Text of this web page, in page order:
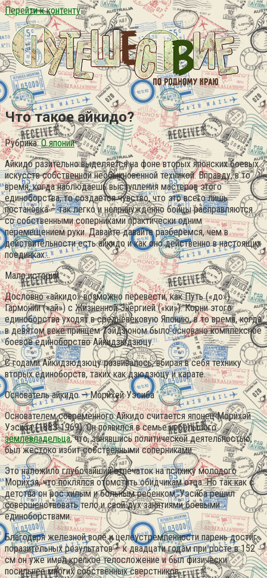
Перейти к контенту
Что такое айкидо?
Рубрика: О японии
Айкидо разительно выделяется на фоне вторых японских боевых
искусств собственной необыкновенной техникой. Вправду, в то
время, когда наблюдаешь выступления мастеров этого
единоборства, то создается чувство, что это всего лишь
постановка – так легко и непринужденно бойцы расправляются
со собственными соперниками практически одним
перемещением руки. Давайте давайте разберемся, чем в
действительности есть айкидо и как оно действенно в настоящих
поединках…
Мало истории
Дословно «айкидо» возможно перевести, как Путь («до»)
Гармонии («ай») с Жизненной Энергией («ки»).Корни этого
единоборства уходят в средневековую Японию, в то время, когда
в девятом веке принцем Тэйдзюном было основано комплексное
боевое единоборство Айкидзюдзюцу.
С годами Айкидзюдзюцу развивалось, вбирая в себя технику
вторых единоборств, таких как дзюдзюцу и карате.
Основатель айкидо — Морихей Уэсиба
Основателем современного Айкидо считается японец Морихэй
Уэсиба (1883-1969). Он появился в семье небольшого
землевладельца, что, занявшись политической деятельностью,
был жестоко избит собственными соперниками.
Это наложило глубочайший отпечаток на психику молодого
Морихэя, что поклялся отомстить обидчикам отца. Но так как с
детства он рос хилым и больным ребенком, Уэсиба решил
совершенствовать тело и свой дух занятиями боевыми
единоборствами.
Благодаря железной воле и целеустремленности парень достиг
поразительных результатов – к двадцати годам при росте в 152
см он уже имел крепкое телосложение и был физически
посильнее многих собственных сверстников.